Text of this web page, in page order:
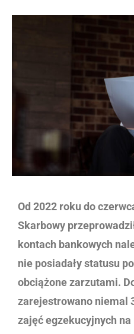
Od 2022 roku do
Skarbowy
kontach bankowych
nie posiadały statusu
obciążone zarzutami.
zarejestrowano niemal
zajęć egzekucyjnych